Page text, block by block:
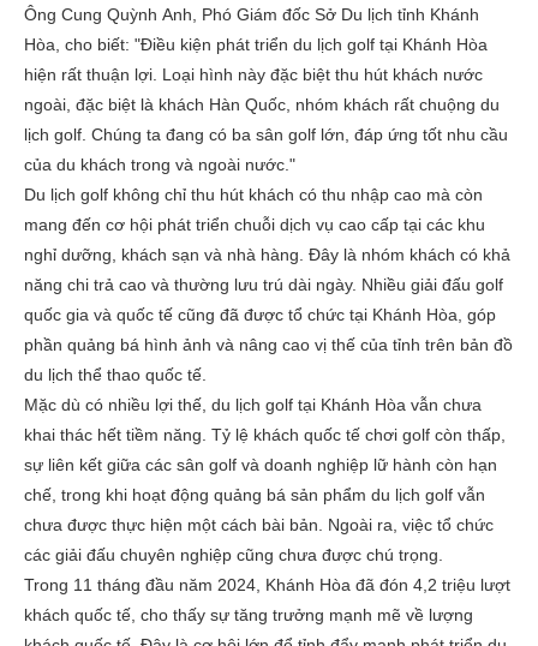
Ông Cung Quỳnh Anh, Phó Giám đốc Sở Du lịch tỉnh Khánh
Hòa, cho biết: "Điều kiện phát triển du lịch golf tại Khánh Hòa
hiện rất thuận lợi. Loại hình này đặc biệt thu hút khách nước
ngoài, đặc biệt là khách Hàn Quốc, nhóm khách rất chuộng du
lịch golf. Chúng ta đang có ba sân golf lớn, đáp ứng tốt nhu cầu
của du khách trong và ngoài nước."
Du lịch golf không chỉ thu hút khách có thu nhập cao mà còn
mang đến cơ hội phát triển chuỗi dịch vụ cao cấp tại các khu
nghỉ dưỡng, khách sạn và nhà hàng. Đây là nhóm khách có khả
năng chi trả cao và thường lưu trú dài ngày. Nhiều giải đấu golf
quốc gia và quốc tế cũng đã được tổ chức tại Khánh Hòa, góp
phần quảng bá hình ảnh và nâng cao vị thế của tỉnh trên bản đồ
du lịch thể thao quốc tế.
Mặc dù có nhiều lợi thế, du lịch golf tại Khánh Hòa vẫn chưa
khai thác hết tiềm năng. Tỷ lệ khách quốc tế chơi golf còn thấp,
sự liên kết giữa các sân golf và doanh nghiệp lữ hành còn hạn
chế, trong khi hoạt động quảng bá sản phẩm du lịch golf vẫn
chưa được thực hiện một cách bài bản. Ngoài ra, việc tổ chức
các giải đấu chuyên nghiệp cũng chưa được chú trọng.
Trong 11 tháng đầu năm 2024, Khánh Hòa đã đón 4,2 triệu lượt
khách quốc tế, cho thấy sự tăng trưởng mạnh mẽ về lượng